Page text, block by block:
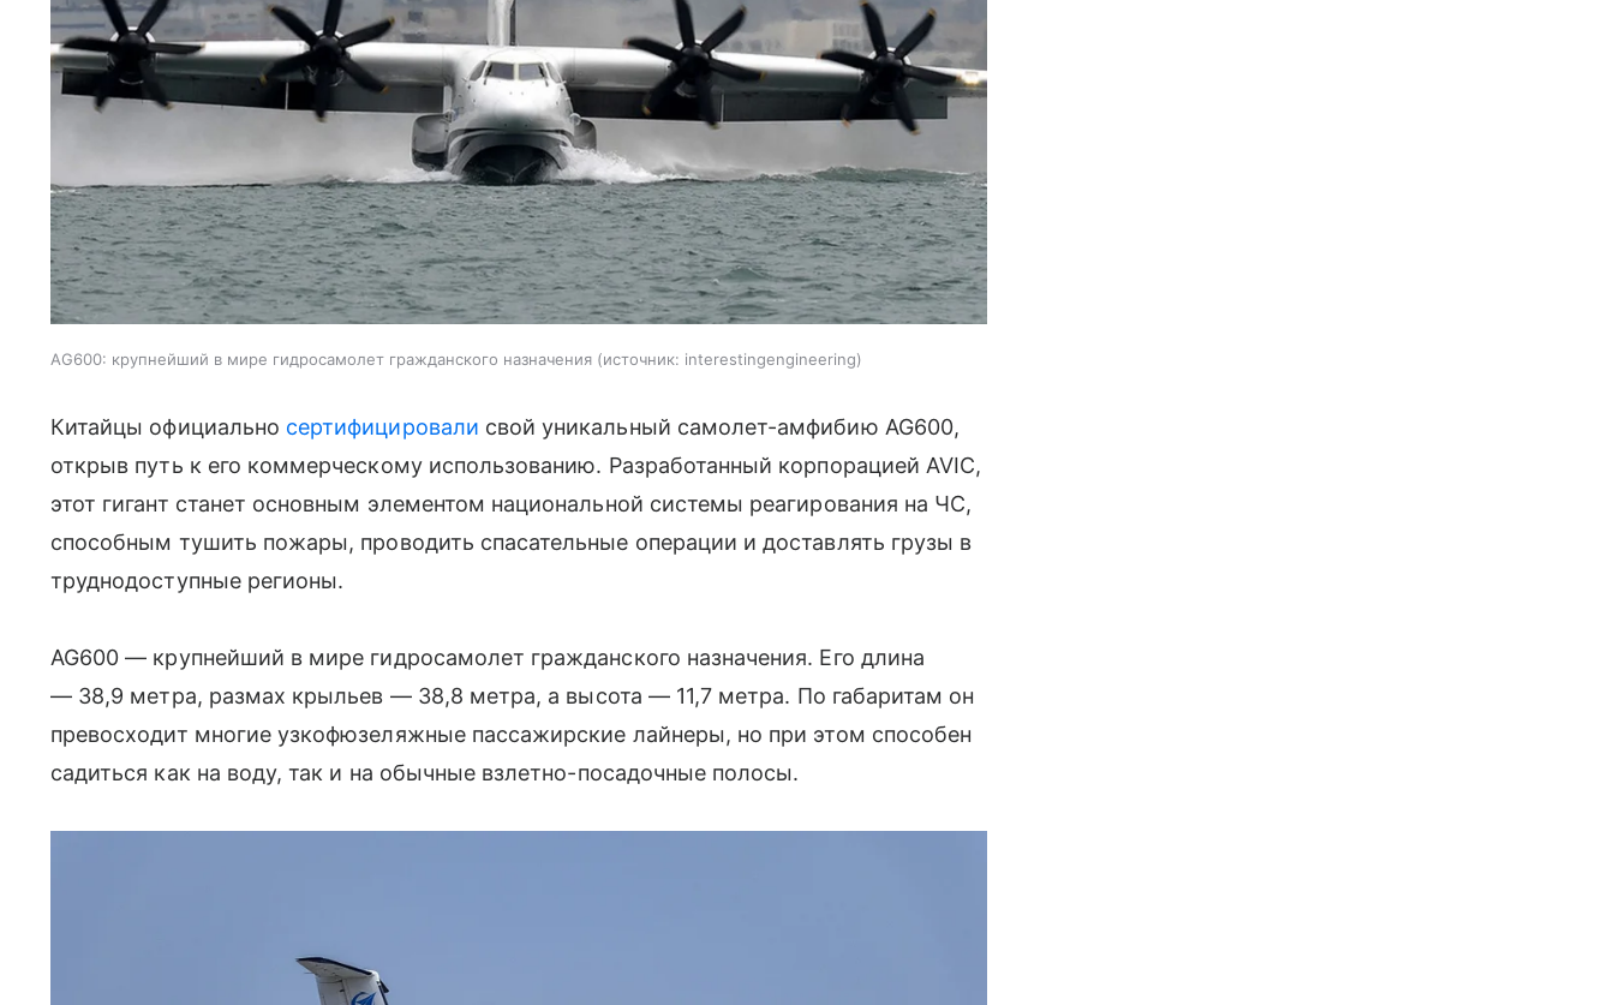
AG600: крупнейший в мире гидросамолет гражданского назначения источник: interestingengineering
Китайцы официально сертифицировали свой уникальный самолет-амфибию AG600,
открыв путь к его коммерческому использованию. Разработанный корпорацией AVIC,
этот гигант станет основным элементом национальной системы реагирования на ЧС,
способным тушить пожары, проводить спасательные операции и доставлять грузы в
труднодоступные регионы.
AG600 — крупнейший в мире гидросамолет гражданского назначения. Его длина
— 38,9 метра, размах крыльев — 38,8 метра, а высота — 11,7 метра. По габаритам он
превосходит многие узкофюзеляжные пассажирские лайнеры, но при этом способен
садиться как на воду, так и на обычные взлетно-посадочные полосы.